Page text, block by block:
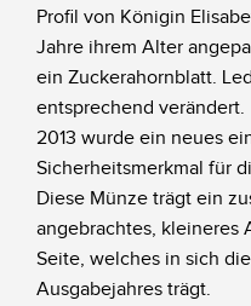
Profil von Königin
Jahre ihrem Alter
ein Zuckerahornblatt.
entsprechend verändert.
2013 wurde ein neues
Sicherheitsmerkmal für
Diese Münze trägt ein
angebrachtes, kleineres
Seite, welches in sich
Ausgabejahres trägt.